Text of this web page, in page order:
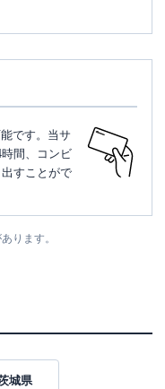
です。当サ
間、コンビ
すことがで
ります。
城県